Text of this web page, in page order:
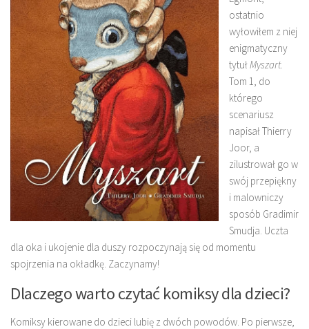
ostatnio
wyłowiłem z niej
enigmatyczny
tytułMyszart.
Tom 1, do
którego
scenariusz
napisał Thierry
Joor, a
zilustrował go w
swój przepiękny
i malowniczy
sposób Gradimir
Smudja. Uczta
dla oka i ukojenie dla duszy rozpoczynają się od momentu
spojrzenia na okładkę. Zaczynamy!
Dlaczego warto czytać komiksy dla dzieci?
Komiksy kierowane do dzieci lubię z dwóch powodów. Po pierwsze,